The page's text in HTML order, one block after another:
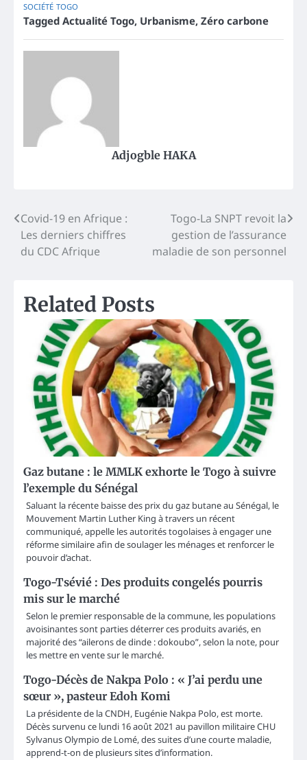
SOCIÉTÉ TOGO
Tagged Actualité Togo, Urbanisme, Zéro carbone
Adjogble HAKA
Post
navigation
Covid-19 en Afrique :
Les derniers chiffres
du CDC Afrique
Togo-La SNPT revoit la
gestion de l’assurance
maladie de son personnel
Related Posts
Gaz butane : le MMLK exhorte le Togo à suivre
l’exemple du Sénégal
Saluant la récente baisse des prix du gaz butane au Sénégal, le
Mouvement Martin Luther King à travers un récent
communiqué, appelle les autorités togolaises à engager une
réforme similaire afin de soulager les ménages et renforcer le
pouvoir d’achat.
Togo-Tsévié : Des produits congelés pourris
mis sur le marché
Selon le premier responsable de la commune, les populations
avoisinantes sont parties déterrer ces produits avariés, en
majorité des “ailerons de dinde : dokoubo”, selon la note, pour
les mettre en vente sur le marché.
Togo-Décès de Nakpa Polo : « J’ai perdu une
sœur », pasteur Edoh Komi
La présidente de la CNDH, Eugénie Nakpa Polo, est morte.
Décès survenu ce lundi 16 août 2021 au pavillon militaire CHU
Sylvanus Olympio de Lomé, des suites d’une courte maladie,
apprend-t-on de plusieurs sites d’information.